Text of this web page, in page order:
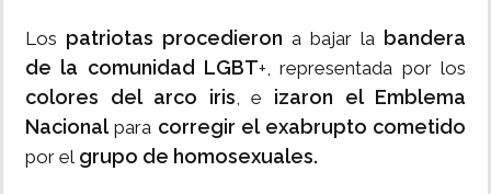
Los patriotas procedieron a bajar la bandera
de la comunidad LGBT+, representada por los
colores del arco iris, e izaron el Emblema
Nacionalpara corregir el exabrupto cometido
por el grupo de homosexuales.